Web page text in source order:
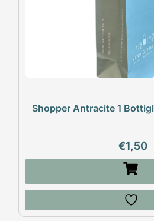
Shopper Antracite 1
€1,50